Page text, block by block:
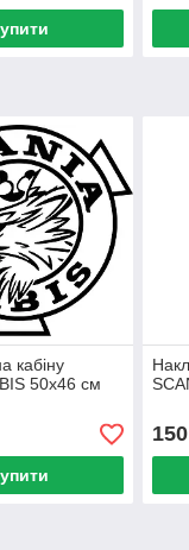
кабіну
50x46 см
150